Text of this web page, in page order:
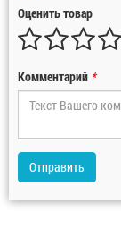
Оценить товар
Комментарий *
Отправить